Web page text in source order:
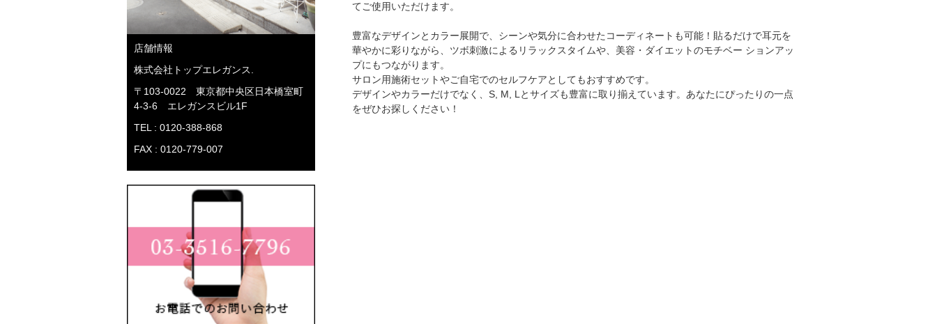
てご使用いただけます。
豊富なデザインとカラー展開で、シーンや気分に合わせたコーディネートも可能！貼るだけで耳元を
華やかに彩りながら、ツボ刺激によるリラックスタイムや、美容・ダイエットのモチベー ションアッ
プにもつながります。
サロン用施術セットやご自宅でのセルフケアとしてもおすすめです。
デザインやカラーだけでなく、S, M, Lとサイズも豊富に取り揃えています。あなたにぴったりの一点
をぜひお探しください！
店舗情報
株式会社トップエレガンス.
〒103-0022 東京都中央区日本橋室町
4-3-6 エレガンスビル1F
TEL : 0120-388-868
FAX : 0120-779-007